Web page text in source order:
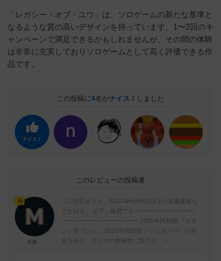
「レガシー・オブ・ユウ」は、ソロゲームの新たな基準と
なるような質の高いデザインを持っています。1〜2回のキ
ャンペーンで満足できるかもしれませんが、その間の体験
は非常に充実しておりソロゲームとして高く評価できる作
品です。
この投稿に4名がナイス！ しました
ナイス！
このレビューの投稿者
神
真夏。
ソロ対応ボドゲ、BGG Weight4.0以上の超重量級な
どが好き。 以下、略歴です ーーーーーーーーーー
ーーーーーーーーーーーーー 2000年代初期 『カタ
ン』初プレイ。 2010年代初期 『ソロボドゲ』の存
在を知り、ボドゲの多様性に気づく。 ⇒...